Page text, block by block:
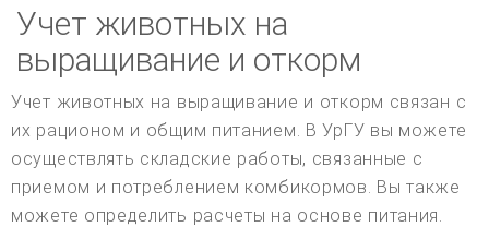
Учет животных на
выращивание и откорм
Учет животных на выращивание и откорм связан с
их рационом и общим питанием. В УрГУ вы можете
осуществлять складские работы, связанные с
приемом и потреблением комбикормов. Вы также
можете определить расчеты на основе питания.